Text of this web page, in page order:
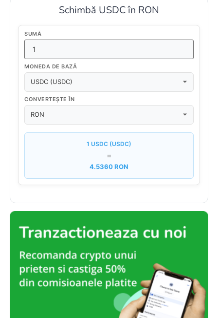
Schimbă USDC în RON
SUMĂ
MONEDA DE BAZĂ
CONVERTEȘTE ÎN
1 USDC (USDC)
=
4.5360 RON